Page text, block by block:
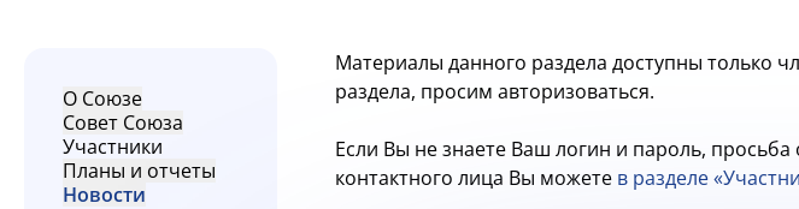
О Союзе
Совет Союза
Участники
Планы и отчеты
Новости
Материалы данного раздела доступны только
раздела, просим авторизоваться.
Если Вы не знаете Ваш логин и пароль,
контактного лица Вы можете в разделе